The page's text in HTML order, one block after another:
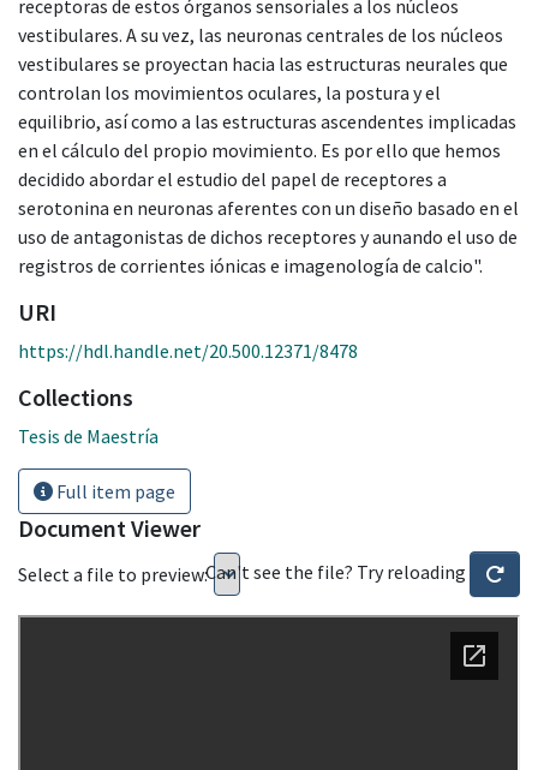
receptoras de estos órganos sensoriales a los núcleos
vestibulares. A su vez, las neuronas centrales de los núcleos
vestibulares se proyectan hacia las estructuras neurales que
controlan los movimientos oculares, la postura y el
equilibrio, así como a las estructuras ascendentes implicadas
en el cálculo del propio movimiento. Es por ello que hemos
decidido abordar el estudio del papel de receptores a
serotonina en neuronas aferentes con un diseño basado en el
uso de antagonistas de dichos receptores y aunando el uso de
registros de corrientes iónicas e imagenología de calcio".
URI
https://hdl.handle.net/20.500.12371/8478
Collections
Tesis de Maestría
Full item page
Document Viewer
Select a file to preview:Can't see the file? Try reloading